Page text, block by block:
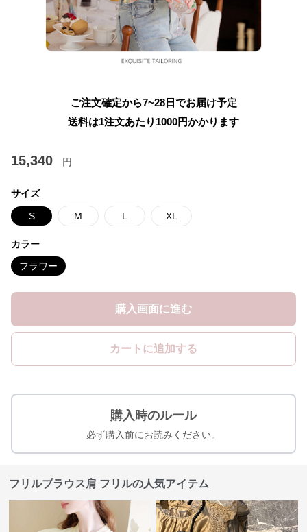
ご注文確定から7~28日でお届け予定
送料は1注文あたり 1000円かかります
15,340 円
サイズ
S M L XL
カラー
フラワー
購入画面に進む
カートに追加する
購入時のルール
必ず購入前にお読みください。
フリルブラウス肩 フリルの人気アイテム